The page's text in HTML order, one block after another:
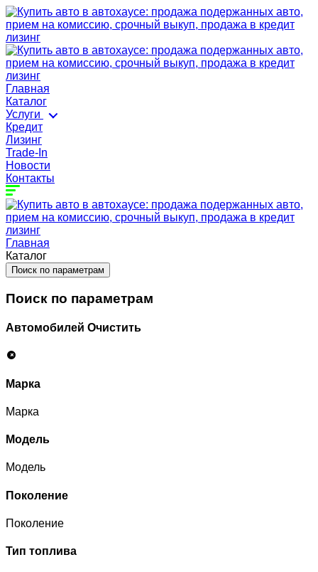
Главная
Каталог
Услуги
Кредит
Лизинг
Trade-In
Новости
Контакты
Главная
Каталог
Поиск по параметрам
Поиск по параметрам
Автомобилей Очистить
Марка
Марка
Модель
Модель
Поколение
Поколение
Тип топлива